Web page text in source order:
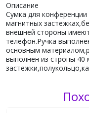
Описание
Сумка для
магнитных
внешней стороны
телефон.Ручка
основным
выполнен из стропы 40